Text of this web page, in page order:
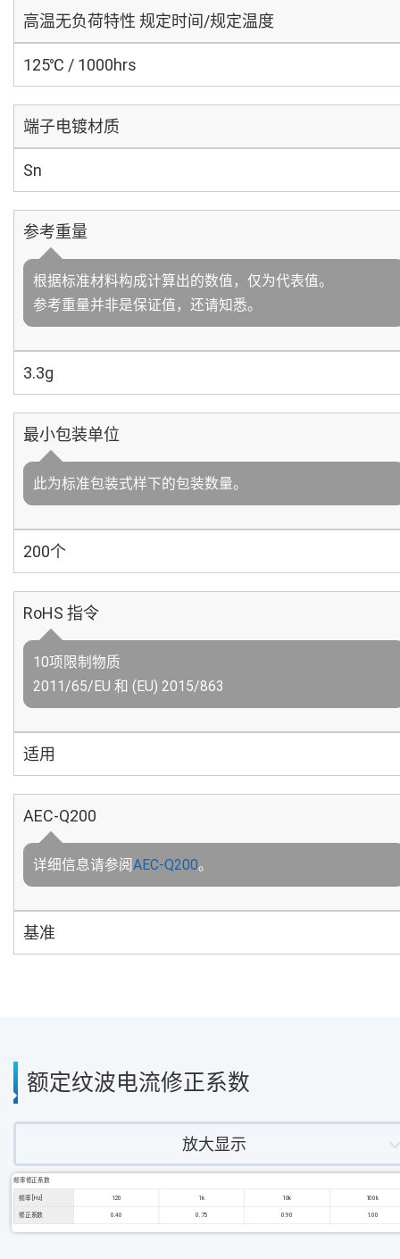
高温无负荷特性 规定时间/规定温度
125℃ / 1000hrs
端子电镀材质
Sn
参考重量
根据标准材料构成计算出的数值，仅为代表值。
参考重量并非是保证值，还请知悉。
3.3g
最小包装单位
此为标准包装式样下的包装数量。
200个
RoHS 指令
10项限制物质
2011/65/EU 和 (EU) 2015/863
适用
AEC-Q200
详细信息请参阅AEC-Q200。
基准
额定纹波电流修正系数
放大显示
频率修正系数
频率 [Hz] 120 1k 10k 100k
修正系数 0.40 0.75 0.90 1.00